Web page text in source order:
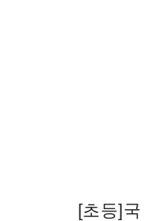
[초등]국